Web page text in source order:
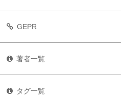
GEPR
著者一覧
タグ一覧